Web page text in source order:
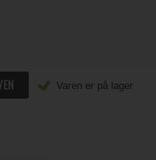
Varen er på lager